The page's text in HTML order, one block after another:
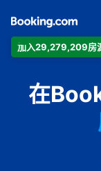
加入29,279,209房
在